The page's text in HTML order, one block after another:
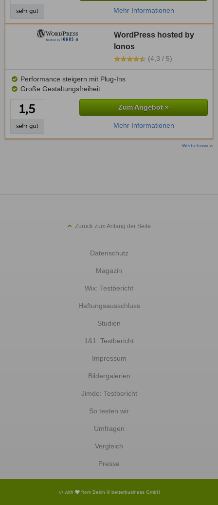
Mehr Informationen
WordPress hosted by
Ionos
(4,3 / 5)
Performance steigern mit Plug-Ins
Große Gestaltungsfreiheit
Zum Angebot »
Mehr Informationen
Werbehinweis
Zurück zum Anfang der Seite
Datenschutz
Magazin
Wix: Testbericht
Haftungsausschluss
Studien
1&1: Testbericht
Impressum
Bildergalerien
Jimdo: Testbericht
So testen wir
Umfragen
Vergleich
Presse
with from Berlin © betterbusiness GmbH